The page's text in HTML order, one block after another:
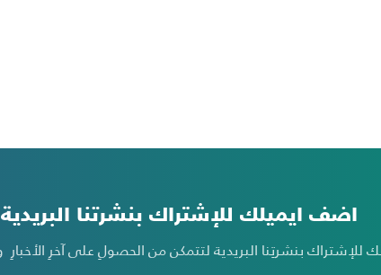
اضف ايميلك للإشتراك بنشرتنا البريدية